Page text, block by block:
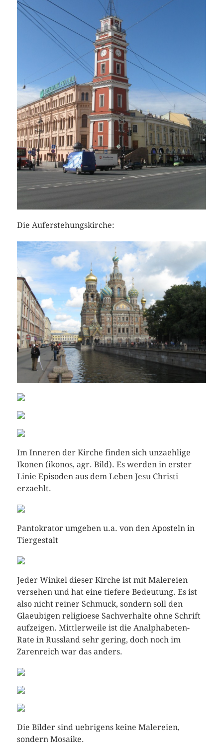
Die Auferstehungskirche:
Im Inneren der Kirche finden sich unzaehlige
Ikonen (ikonos, agr. Bild). Es werden in erster
Linie Episoden aus dem Leben Jesu Christi
erzaehlt.
Pantokrator umgeben u.a. von den Aposteln in
Tiergestalt
Jeder Winkel dieser Kirche ist mit Malereien
versehen und hat eine tiefere Bedeutung. Es ist
also nicht reiner Schmuck, sondern soll den
Glaeubigen religioese Sachverhalte ohne Schrift
aufzeigen. Mittlerweile ist die Analphabeten-
Rate in Russland sehr gering, doch noch im
Zarenreich war das anders.
Die Bilder sind uebrigens keine Malereien,
sondern Mosaike.